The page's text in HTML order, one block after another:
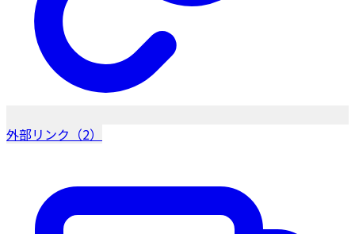
外部リンク（2）